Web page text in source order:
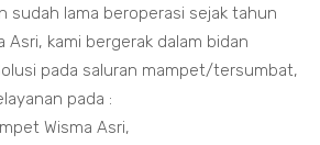
sudah lama beroperasi sejak tahun
Asri, kami bergerak dalam bidan
pada saluran mampet/tersumbat,
pada :
Wisma Asri,